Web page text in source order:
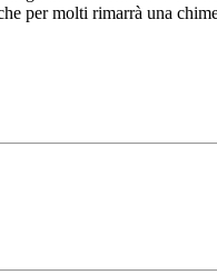
per molti rimarrà una